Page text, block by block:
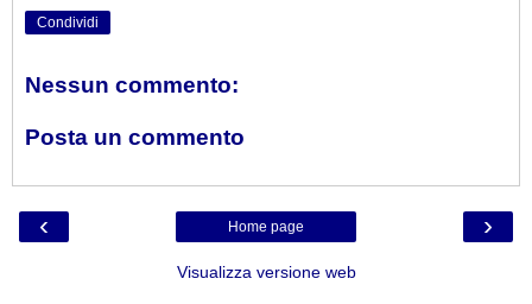
Condividi
Nessun commento:
Posta un commento
‹ ›
Home page
Visualizza versione web